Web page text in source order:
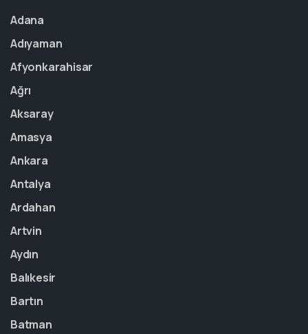
Adana
Adıyaman
Afyonkarahisar
Ağrı
Aksaray
Amasya
Ankara
Antalya
Ardahan
Artvin
Aydın
Balıkesir
Bartın
Batman